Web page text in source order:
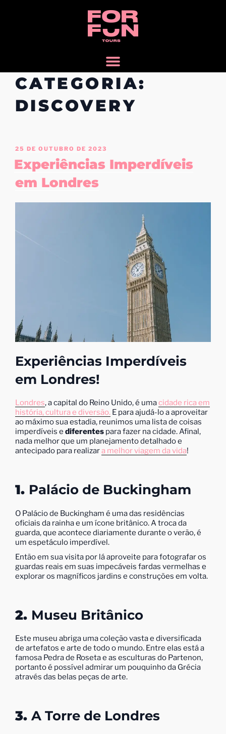
CATEGORIA:
DISCOVERY
25 DE OUTUBRO DE 2023
Experiências Imperdíveis
em Londres
Experiências Imperdíveis
em Londres!
Londres, a capital do Reino Unido, é umacidade rica em
história, cultura e diversão. E para ajudá-lo a aproveitar
ao máximo sua estadia, reunimos uma lista de coisas
imperdíveis e diferentes para fazer na cidade. Afinal,
nada melhor que um planejamento detalhado e
antecipado para realizara melhor viagem da vida!
1. Palácio de Buckingham
O Palácio de Buckingham é uma das residências
oficiais da rainha e um ícone britânico. A troca da
guarda, que acontece diariamente durante o verão, é
um espetáculo imperdível.
Então em sua visita por lá aproveite para fotografar os
guardas reais em suas impecáveis fardas vermelhas e
explorar os magníficos jardins e construções em volta.
2. Museu Britânico
Este museu abriga uma coleção vasta e diversificada
de artefatos e arte de todo o mundo. Entre elas está a
famosa Pedra de Roseta e as esculturas do Partenon,
portanto é possível admirar um pouquinho da Grécia
através das belas peças de arte.
3. A Torre de Londres